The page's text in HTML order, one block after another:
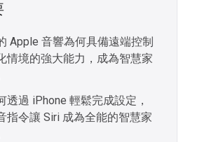
Apple 音響為何具備遠端控制
情境的強大能力，成為智慧家
透過 iPhone 輕鬆完成設定，
指令讓 Siri 成為全能的智慧家